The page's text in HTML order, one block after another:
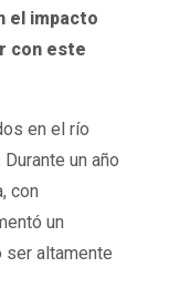
el impacto
con este
en el río
un año
con
un
ser altamente